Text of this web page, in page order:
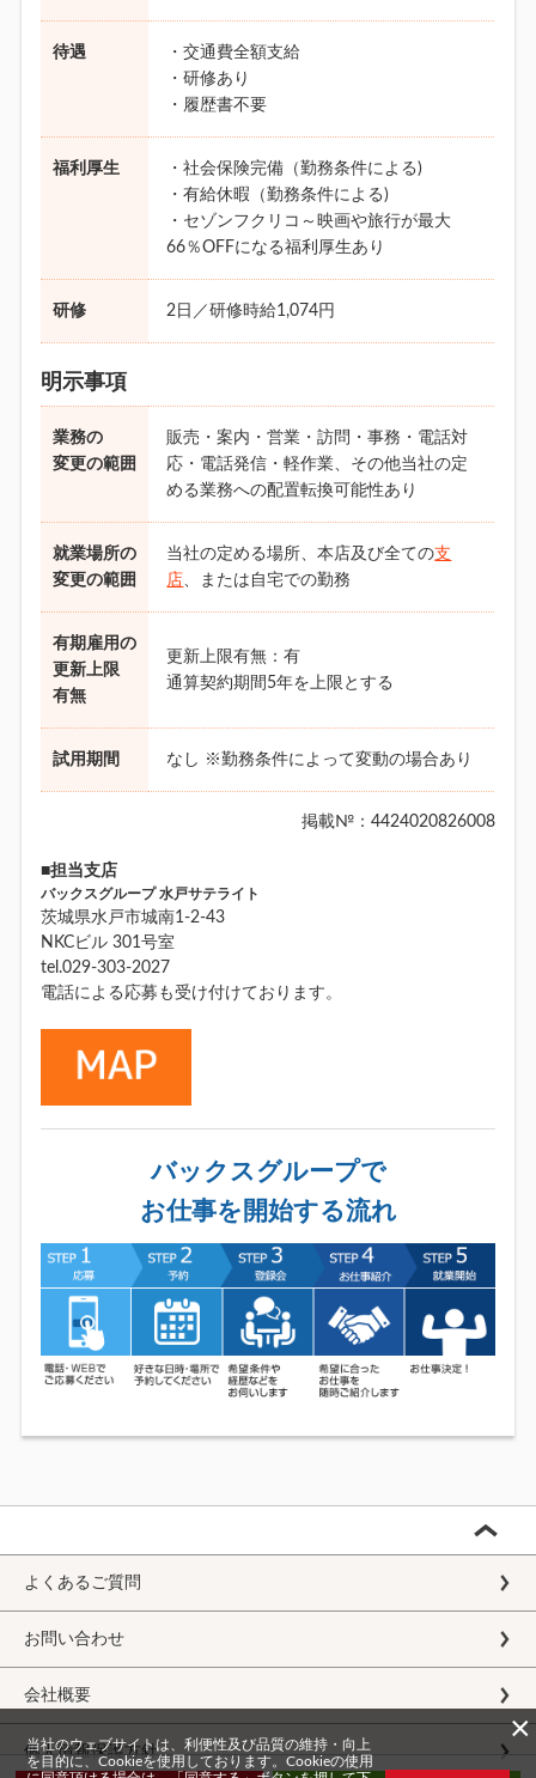
待遇
・交通費全額支給
・研修あり
・履歴書不要
福利厚生
・社会保険完備（勤務条件による)
・有給休暇（勤務条件による)
・セゾンフクリコ～映画や旅行が最大
66％OFFになる福利厚生あり
研修 2日／研修時給1,074円
明示事項
業務の
変更の範囲
販売・案内・営業・訪問・事務・電話対
応・電話発信・軽作業、その他当社の定
める業務への配置転換可能性あり
就業場所の
変更の範囲
当社の定める場所、本店及び全ての支
店、または自宅での勤務
有期雇用の
更新上限
有無
更新上限有無：有
通算契約期間5年を上限とする
試用期間 なし ※勤務条件によって変動の場合あり
掲載№：4424020826008
■担当支店
バックスグループ 水戸サテライト
茨城県水戸市城南1-2-43
NKCビル 301号室
tel.029-303-2027
電話による応募も受け付けております。
バックスグループで
お仕事を開始する流れ
よくあるご質問
お問い合わせ
会社概要
個人情報保護方針
×
当社のウェブサイトは、利便性及び品質の維持・向上
を目的に、Cookieを使用しております。Cookieの使用